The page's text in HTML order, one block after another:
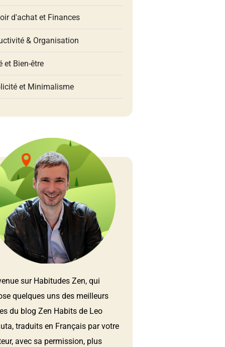
d'achat et Finances
& Organisation
et Bien-être
et Minimalisme
sur Habitudes Zen, qui
quelques uns des meilleurs
du blog Zen Habits de Leo
traduits en Français par votre
avec sa permission, plus